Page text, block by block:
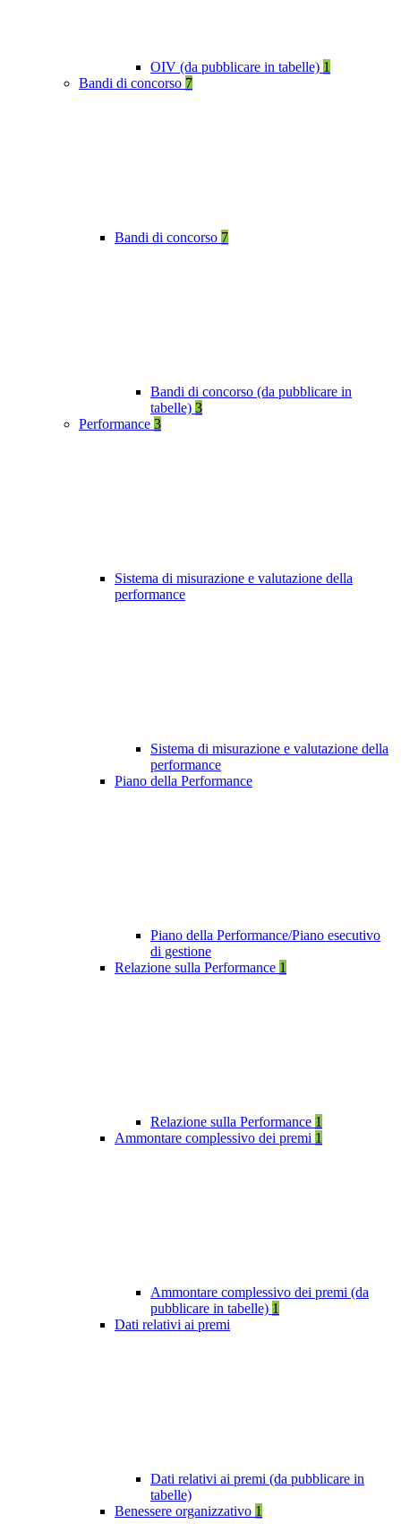
OIV (da pubblicare in tabelle) 1
Bandi di concorso 7
Bandi di concorso 7
Bandi di concorso (da pubblicare in
tabelle) 3
Performance 3
Sistema di misurazione e valutazione della
performance
Sistema di misurazione e valutazione della
performance
Piano della Performance
Piano della Performance/Piano esecutivo
di gestione
Relazione sulla Performance 1
Relazione sulla Performance 1
Ammontare complessivo dei premi 1
Ammontare complessivo dei premi (da
pubblicare in tabelle) 1
Dati relativi ai premi
Dati relativi ai premi (da pubblicare in
tabelle)
Benessere organizzativo 1